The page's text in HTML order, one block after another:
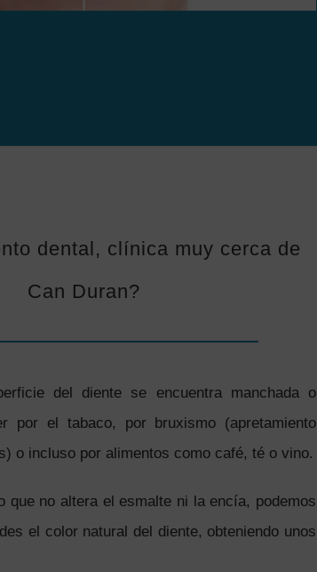
dental, clínica muy cerca de
Can Duran?
del diente se encuentra manchada o
por el tabaco, por bruxismo (apretamiento
o incluso por alimentos como café, té o vino.
que no altera el esmalte ni la encía, podemos
el color natural del diente, obteniendo unos